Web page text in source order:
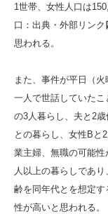
1世帯、女性人口は
口：出典・外部リンク
思われる。
また、事件が平日（
一人で世話していた
の3人暮らし、夫と2
との暮らし、女性B
業主婦、無職の可能
人以上の暮らしであ
齢を同年代とを想定
性が高いと思われる。